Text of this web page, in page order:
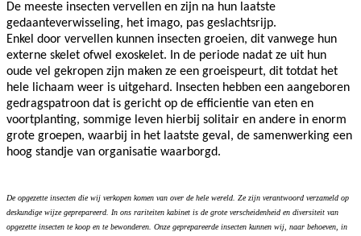
De meeste insecten vervellen en zijn na hun laatste
gedaanteverwisseling, het imago, pas geslachtsrijp.
Enkel door vervellen kunnen insecten groeien, dit vanwege hun
externe skelet ofwel exoskelet. In de periode nadat ze uit hun
oude vel gekropen zijn maken ze een groeispeurt, dit totdat het
hele lichaam weer is uitgehard. Insecten hebben een aangeboren
gedragspatroon dat is gericht op de efficientie van eten en
voortplanting, sommige leven hierbij solitair en andere in enorm
grote groepen, waarbij in het laatste geval, de samenwerking een
hoog standje van organisatie waarborgd.
De opgezette insecten die wij verkopen komen van over de hele wereld. Ze zijn verantwoord verzameld op
deskundige wijze geprepareerd. In ons rariteiten kabinet is de grote verscheidenheid en diversiteit van
opgezette insecten te koop en te bewonderen. Onze geprepareerde insecten kunnen wij, naar behoeven, in